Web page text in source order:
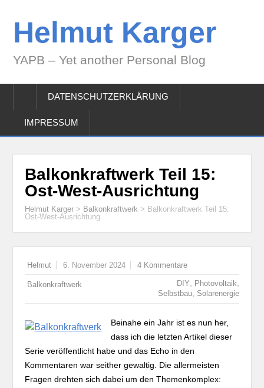
Helmut Karger
YAPB – Yet another Personal Blog
DATENSCHUTZERKLÄRUNG
IMPRESSUM
Balkonkraftwerk Teil 15:
Ost-West-Ausrichtung
Helmut Karger > Balkonkraftwerk > Balkonkraftwerk Teil 15:
Ost-West-Ausrichtung
Helmut 6. November 2024 4 Kommentare
Balkonkraftwerk DIY Photovoltaik
Selbstbau, Solarenergie
Beinahe ein Jahr ist es nun her,
dass ich die letzten Artikel dieser
Serie veröffentlicht habe und das Echo in den
Kommentaren war seither gewaltig. Die allermeisten
Fragen drehten sich dabei um den Themenkomplex: